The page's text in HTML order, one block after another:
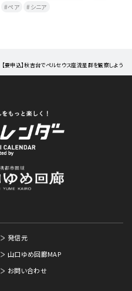
ペア
シニア
【要申込】秋吉台でペルセウス座流星群を観察しよう
発信元
山口ゆめ回廊MAP
お問い合わせ